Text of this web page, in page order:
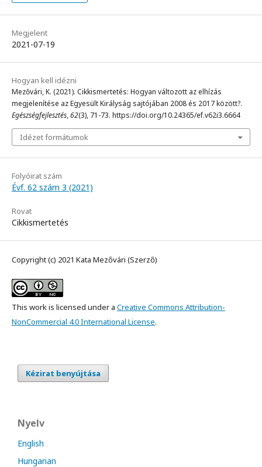
Megjelent
2021-07-19
Hogyan kell idézni
Mezővári, K. (2021). Cikkismertetés: Hogyan változott az elhízás
megjelenítése az Egyesült Királyság sajtójában 2008 és 2017 között?.
Egészségfejlesztés,62(3), 71-73. https://doi.org/10.24365/ef.v62i3.6664
Idézet formátumok
Folyóirat szám
Évf. 62 szám 3 (2021)
Rovat
Cikkismertetés
Copyright (c) 2021 Kata Mezővári (Szerző)
This work is licensed under a Creative Commons Attribution-
NonCommercial 4.0 International License.
Kézirat benyújtása
Nyelv
English
Hungarian